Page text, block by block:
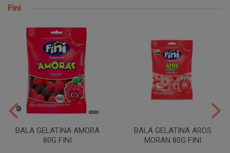
Fini
BALA GELATINA AMORA
80G FINI
BALA GELATINA AROS
MORAN 80G FINI